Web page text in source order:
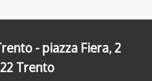
- piazza Fiera, 2
Trento